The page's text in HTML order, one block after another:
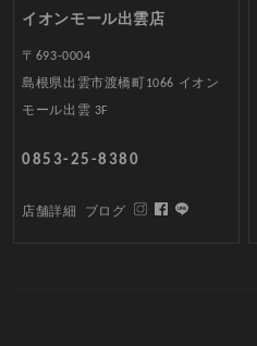
イオンモール出雲店
〒693-0004
島根県出雲市渡橋町1066 イオン
モール出雲 3F
0853-25-8380
店舗詳細 ブログ